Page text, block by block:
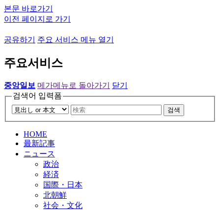
본문 바로가기
이전 페이지로 가기
공유하기 주요 서비스 메뉴 열기
주요서비스
중앙일보 메가메뉴로 돌아가기
닫기
검색어 입력폼
검색
HOME
最新記事
ニュース
政治
経済
国際・日本
北朝鮮
社会・文化